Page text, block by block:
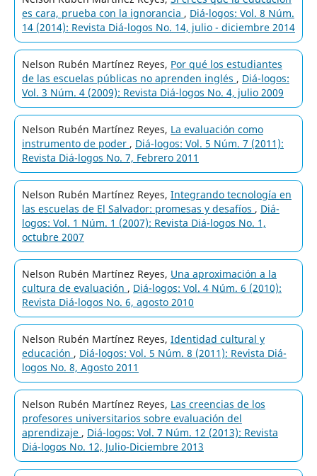
es cara, prueba con la ignorancia , Diá-logos: Vol. 8 Núm.
14 (2014): Revista Diá-logos No. 14, julio - diciembre 2014
Nelson Rubén Martínez Reyes, Por qué los estudiantes
de las escuelas públicas no aprenden inglés , Diá-logos:
Vol. 3 Núm. 4 (2009): Revista Diá-logos No. 4, julio 2009
Nelson Rubén Martínez Reyes, La evaluación como
instrumento de poder , Diá-logos: Vol. 5 Núm. 7 (2011):
Revista Diá-logos No. 7, Febrero 2011
Nelson Rubén Martínez Reyes, Integrando tecnología en
las escuelas de El Salvador: promesas y desafíos , Diá-
logos: Vol. 1 Núm. 1 (2007): Revista Diá-logos No. 1,
octubre 2007
Nelson Rubén Martínez Reyes, Una aproximación a la
cultura de evaluación , Diá-logos: Vol. 4 Núm. 6 (2010):
Revista Diá-logos No. 6, agosto 2010
Nelson Rubén Martínez Reyes, Identidad cultural y
educación , Diá-logos: Vol. 5 Núm. 8 (2011): Revista Diá-
logos No. 8, Agosto 2011
Nelson Rubén Martínez Reyes, Las creencias de los
profesores universitarios sobre evaluación del
aprendizaje , Diá-logos: Vol. 7 Núm. 12 (2013): Revista
Diá-logos No. 12, Julio-Diciembre 2013